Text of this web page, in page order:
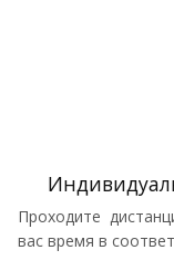
Проходите
вас время в